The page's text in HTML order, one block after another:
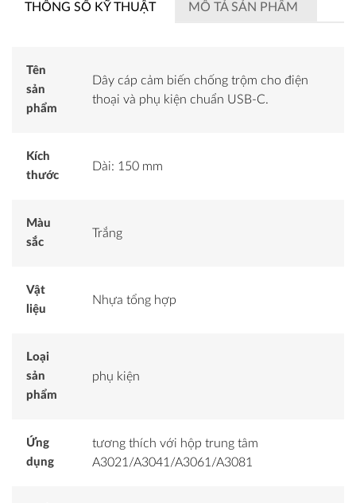
THÔNG SỐ KỸ THUẬT MÔ TẢ SẢN PHẨM
Tên
sản
phẩm
Dây cáp cảm biến chống trộm cho điện
thoại và phụ kiện chuẩn USB-C.
Kích
thước
Dài: 150 mm
Màu
sắc
Trắng
Vật
liệu
Nhựa tổng hợp
Loại
sản
phẩm
phụ kiện
Ứng
dụng
tương thích với hộp trung tâm
A3021/A3041/A3061/A3081